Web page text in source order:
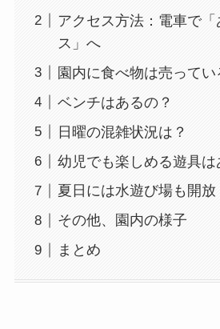
アクセス方法：電車で
ス」へ
園内に食べ物は売って
ベンチはあるの？
日曜の混雑状況は？
幼児でも楽しめる遊具は
夏日には水遊び場も開放
その他、園内の様子
まとめ